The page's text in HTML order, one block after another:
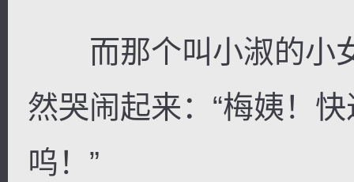
而那个叫小淑的小
然哭闹起来：“梅姨！
呜！”